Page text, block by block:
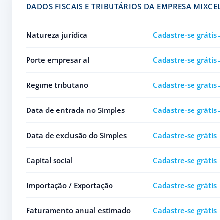
DADOS FISCAIS E TRIBUTÁRIOS DA EMPRESA
Natureza jurídica Cadastre-se grátis
Porte empresarial Cadastre-se grátis
Regime tributário Cadastre-se grátis
Data de entrada no Simples Cadastre-se grátis
Data de exclusão do Simples Cadastre-se grátis
Capital social Cadastre-se grátis
Importação / Exportação Cadastre-se grátis
Faturamento anual estimado Cadastre-se grátis